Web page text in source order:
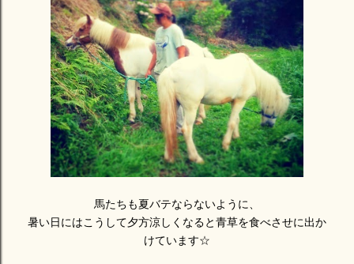
馬たちも夏バテならないように、
暑い日にはこうして夕方涼しくなると青草を食べさせに出か
けています☆